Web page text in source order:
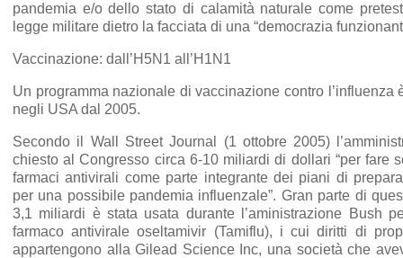
pandemia e/o dello stato di calamità naturale come
legge militare dietro la facciata di una “democrazia
Vaccinazione: dall’H5N1 all’H1N1
Un programma nazionale di vaccinazione contro l’influenza
negli USA dal 2005.
Secondo il Wall Street Journal (1 ottobre 2005)
chiesto al Congresso circa 6-10 miliardi di dollari “per fare
farmaci antivirali come parte integrante dei piani di
per una possibile pandemia influenzale”. Gran parte di
3,1 miliardi è stata usata durante l’aministrazione Bush
farmaco antivirale oseltamivir (Tamiflu), i cui diritti di
appartengono alla Gilead Science Inc, una società che